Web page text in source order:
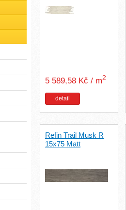
5 589,58 Kč / m2
detail
Refin Trail Musk R
15x75 Matt